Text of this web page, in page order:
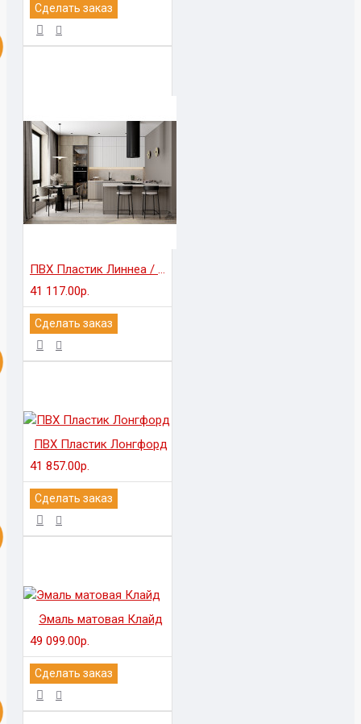
Сделать заказ
ПВХ Пластик Линнеа / EGGER Тимбер
41 117.00р.
Сделать заказ
ПВХ Пластик Лонгфорд
41 857.00р.
Сделать заказ
Эмаль матовая Клайд
49 099.00р.
Сделать заказ